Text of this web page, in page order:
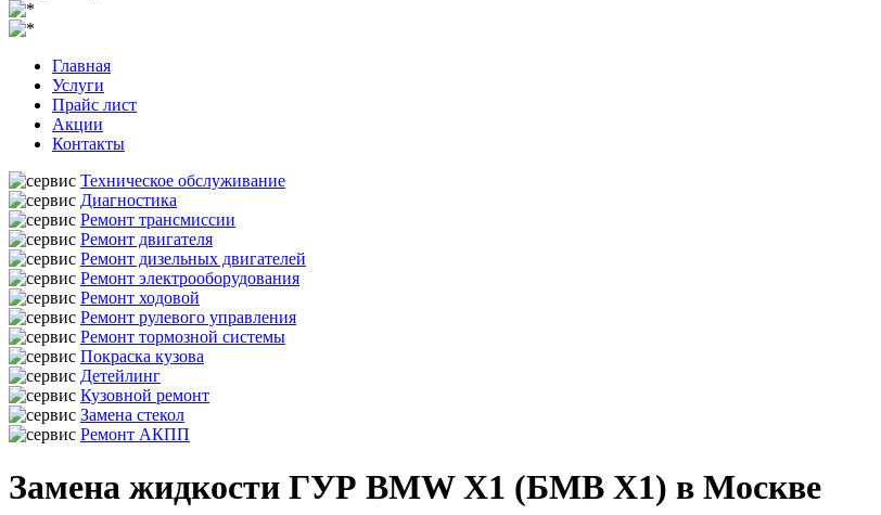
Главная
Услуги
Прайс лист
Акции
Контакты
Техническое обслуживание
Диагностика
Ремонт трансмиссии
Ремонт двигателя
Ремонт дизельных двигателей
Ремонт электрооборудования
Ремонт ходовой
Ремонт рулевого управления
Ремонт тормозной системы
Покраска кузова
Детейлинг
Кузовной ремонт
Замена стекол
Ремонт АКПП
Замена жидкости ГУР BMW X1 (БМВ Х1) в Москве